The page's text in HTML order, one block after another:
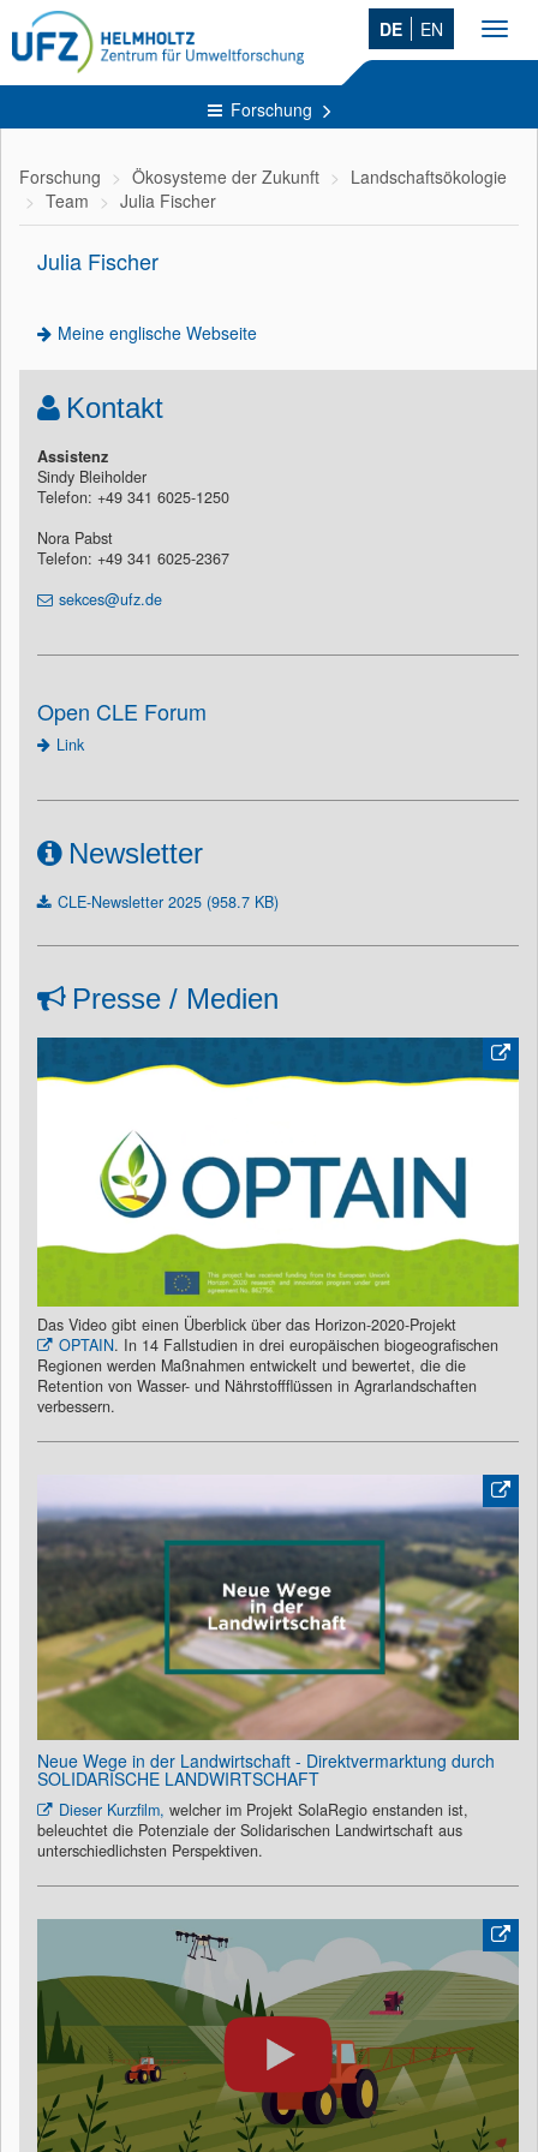
DE EN
Forschung
Forschung Ökosysteme der Zukunft
Landschaftsökologie
Team
Julia Fischer
Julia Fischer
Meine englische Webseite
Kontakt
Assistenz
Sindy Bleiholder
Telefon: +49 341 6025-1250
Nora Pabst
Telefon: +49 341 6025-2367
sekces@ufz.de
Open CLE Forum
Link
Newsletter
CLE-Newsletter 2025 (958.7 KB)
Presse / Medien
Das Video gibt einen Überblick über das Horizon-2020-Projekt
OPTAIN. In 14 Fallstudien in drei europäischen biogeografischen
Regionen werden Maßnahmen entwickelt und bewertet, die die
Retention von Wasser- und Nährstoffflüssen in Agrarlandschaften
verbessern.
Neue Wege in der Landwirtschaft - Direktvermarktung durch
SOLIDARISCHE LANDWIRTSCHAFT
Dieser Kurzfilm, welcher im Projekt SolaRegio enstanden ist,
beleuchtet die Potenziale der Solidarischen Landwirtschaft aus
unterschiedlichsten Perspektiven.